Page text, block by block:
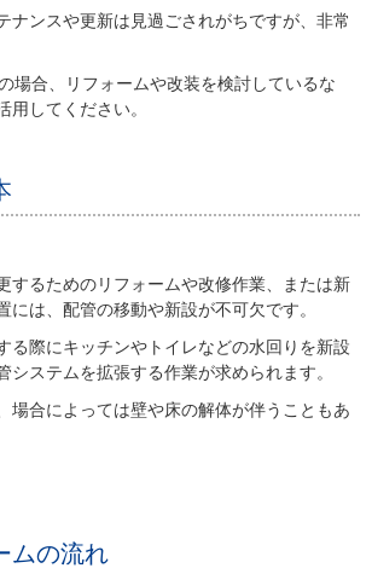
ナンスや更新は見過ごされがちですが、非常
場合、リフォームや改装を検討しているな
用してください。
するためのリフォームや改修作業、または新
には、配管の移動や新設が不可欠です。
る際にキッチンやトイレなどの水回りを新設
システムを拡張する作業が求められます。
場合によっては壁や床の解体が伴うこともあ
ムの流れ